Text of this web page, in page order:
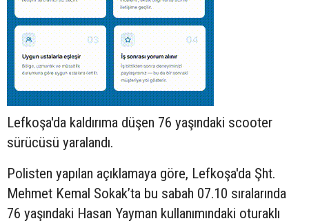
Lefkoşa'da kaldırıma düşen 76 yaşındaki scooter
sürücüsü yaralandı.
Polisten yapılan açıklamaya göre, Lefkoşa'da Şht.
Mehmet Kemal Sokak’ta bu sabah 07.10 sıralarında
76 yaşındaki Hasan Yayman kullanımındaki oturaklı